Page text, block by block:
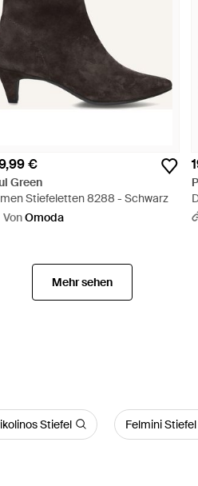
€
Green
Stiefeletten 8288 - Schwarz
VonOmoda
Mehr sehen
Stiefel Felmini Stiefel